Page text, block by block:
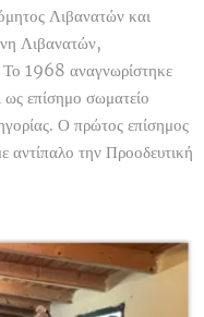
Λιβανατών και
Λιβανατών,
Το 1968 αναγνωρίστηκε
επίσημο σωματείο
Ο πρώτος επίσημος
την Προοδευτική